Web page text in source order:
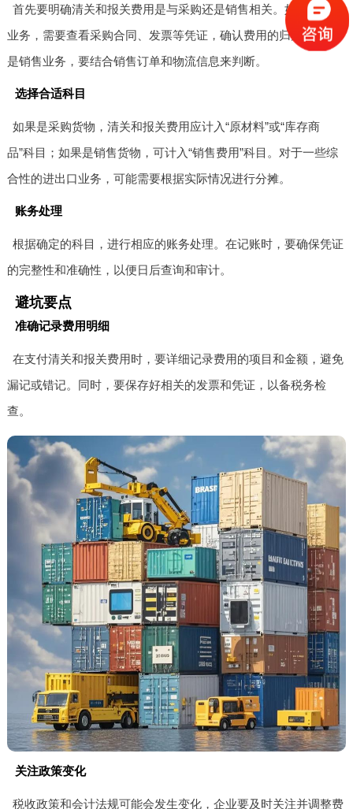
首先要明确清关和报关费用是与采购还是销售相关。如果是采购
业务，需要查看采购合同、发票等凭证，确认费用的归属。如果
是销售业务，要结合销售订单和物流信息来判断。
选择合适科目
如果是采购货物，清关和报关费用应计入“原材料”或“库存商
品”科目；如果是销售货物，可计入“销售费用”科目。对于一些综
合性的进出口业务，可能需要根据实际情况进行分摊。
账务处理
根据确定的科目，进行相应的账务处理。在记账时，要确保凭证
的完整性和准确性，以便日后查询和审计。
避坑要点
准确记录费用明细
在支付清关和报关费用时，要详细记录费用的项目和金额，避免
漏记或错记。同时，要保存好相关的发票和凭证，以备税务检
查。
关注政策变化
税收政策和会计法规可能会发生变化，企业要及时关注并调整费